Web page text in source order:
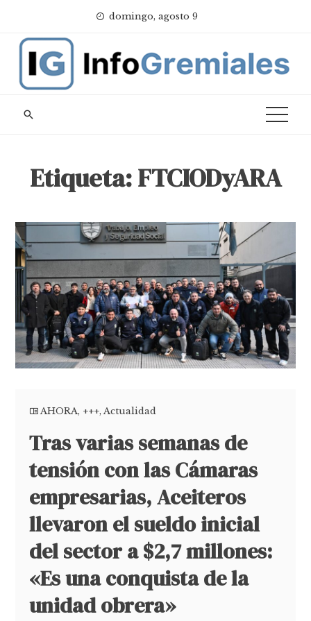
content
domingo, agosto 9
Etiqueta:FTCIODyARA
AHORA, +++,Actualidad
Tras varias semanas de
tensión con las Cámaras
empresarias, Aceiteros
llevaron el sueldo inicial
del sector a $2,7 millones:
«Es una conquista de la
unidad obrera»